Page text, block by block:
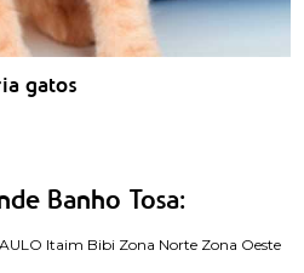
gatos
Banho Tosa:
Itaim Bibi Zona Norte Zona Oeste